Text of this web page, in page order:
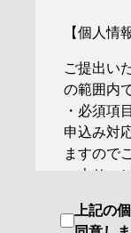
【個人情
ご提出い
の範囲内
・必須項
申込み対
ますので
・本サ
済に関す
上記の